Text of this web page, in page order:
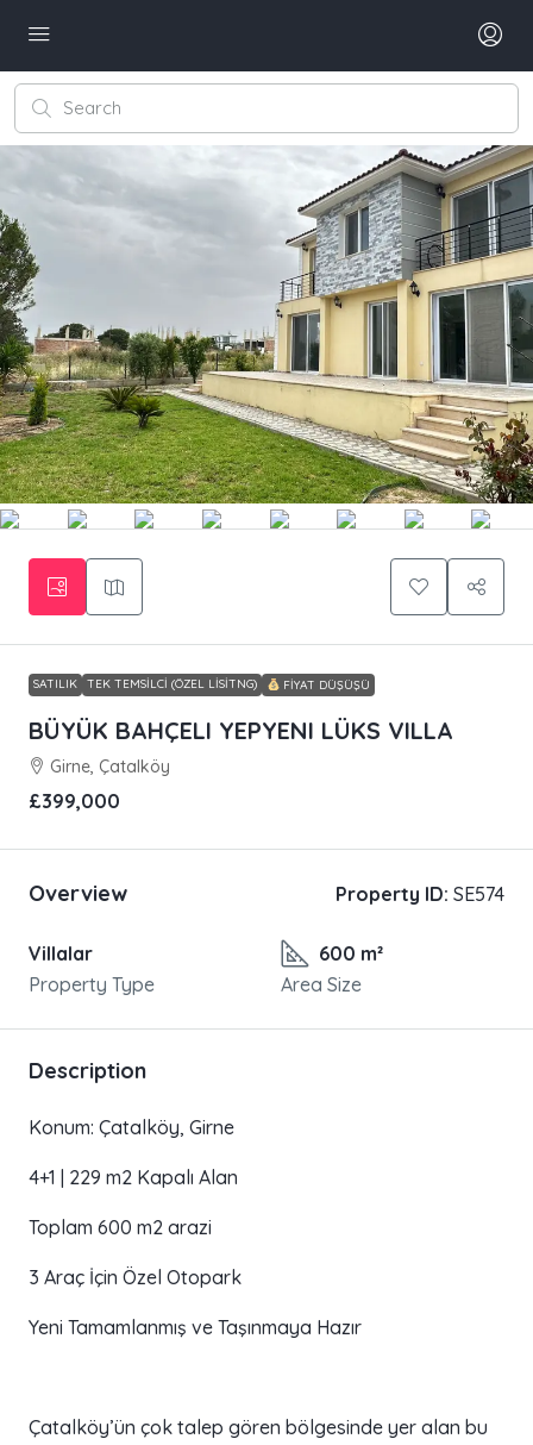
SATILIK TEK TEMSILCI (ÖZEL LISITNG) FIYAT DÜŞÜŞÜ
BÜYÜK BAHÇELI YEPYENI LÜKS VILLA
Girne, Çatalköy
£399,000
Overview Property ID: SE574
Villalar
Property Type
600 m²
Area Size
Description
Konum: Çatalköy, Girne
4+1 | 229 m2 Kapalı Alan
Toplam 600 m2 arazi
3 Araç İçin Özel Otopark
Yeni Tamamlanmış ve Taşınmaya Hazır
Çatalköy’ün çok talep gören bölgesinde yer alan bu